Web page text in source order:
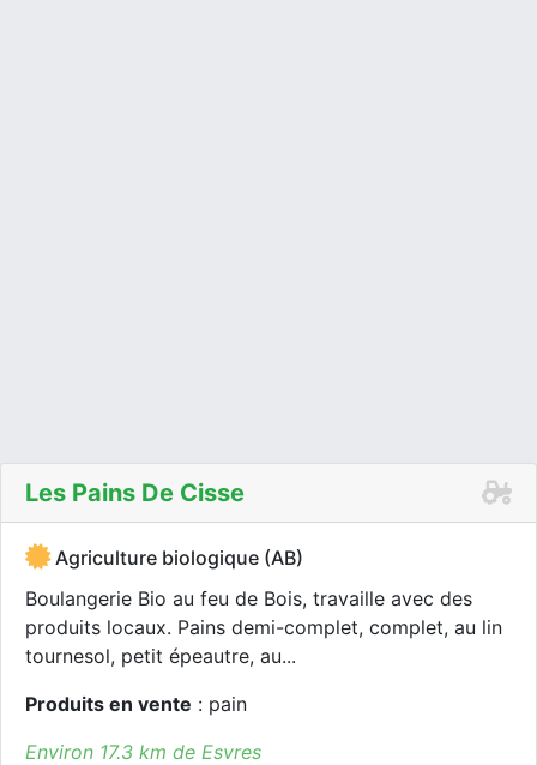
Les Pains De Cisse
Agriculture biologique (AB)
Boulangerie Bio au feu de Bois, travaille avec des
produits locaux. Pains demi-complet, complet, au lin
tournesol, petit épeautre, au...
Produits en vente : pain
Environ 17.3 km de Esvres